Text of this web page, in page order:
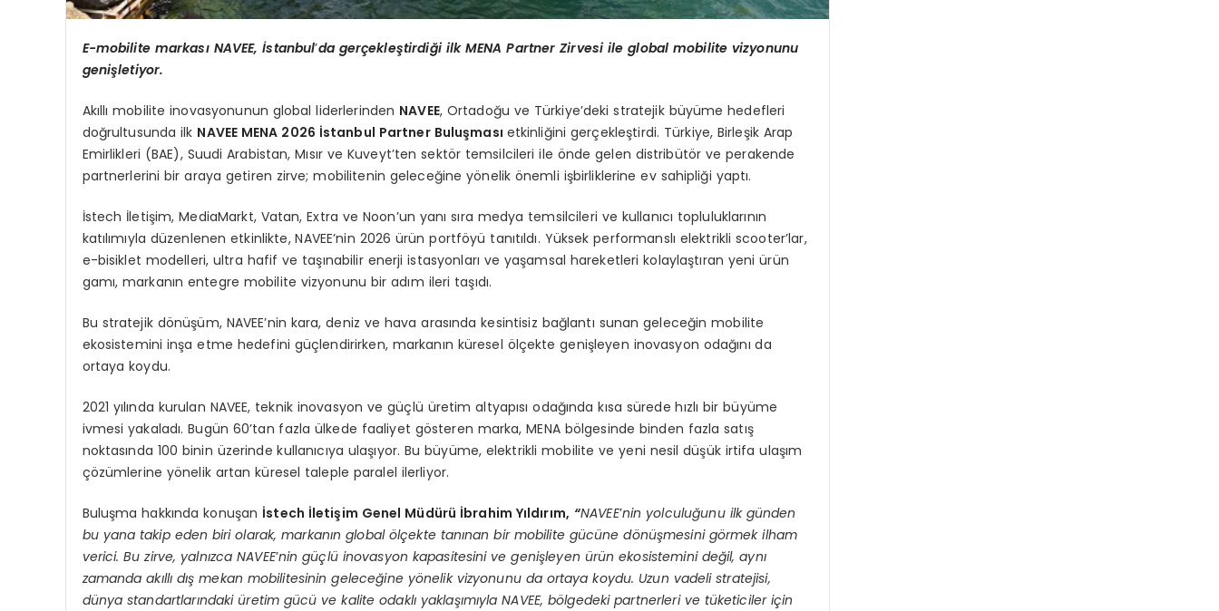
E-mobilite markası NAVEE,İstanbul’da gerçekleştirdiği ilk MENA Partner Zirvesi ile global mobilite vizyonunu
genişletiyor.
Akıllı mobilite inovasyonunun global liderlerinden NAVEE, Ortadoğu ve Türkiye’deki stratejik büyüme hedefleri
doğrultusunda ilk NAVEE MENA 2026 İstanbul Partner Buluşması etkinliğini gerçekleştirdi. Türkiye, Birleşik Arap
Emirlikleri (BAE), Suudi Arabistan, Mısır ve Kuveyt’ten sektör temsilcileri ile önde gelen distribütör ve perakende
partnerlerini bir araya getiren zirve; mobilitenin geleceğine yönelik önemli işbirliklerine ev sahipliği yaptı.
İstech İletişim, MediaMarkt, Vatan, Extra ve Noon’un yanı sıra medya temsilcileri ve kullanıcı topluluklarının
katılımıyla düzenlenen etkinlikte, NAVEE’nin 2026 ürün portföyü tanıtıldı. Yüksek performanslı elektrikli scooter’lar,
e-bisiklet modelleri, ultra hafif ve taşınabilir enerji istasyonları ve yaşamsal hareketleri kolaylaştıran yeni ürün
gamı, markanın entegre mobilite vizyonunu bir adım ileri taşıdı.
Bu stratejik dönüşüm, NAVEE’nin kara, deniz ve hava arasında kesintisiz bağlantı sunan geleceğin mobilite
ekosistemini inşa etme hedefini güçlendirirken, markanın küresel ölçekte genişleyen inovasyon odağını da
ortaya koydu.
2021 yılında kurulan NAVEE, teknik inovasyon ve güçlü üretim altyapısı odağında kısa sürede hızlı bir büyüme
ivmesi yakaladı. Bugün 60’tan fazla ülkede faaliyet gösteren marka, MENA bölgesinde binden fazla satış
noktasında 100 binin üzerinde kullanıcıya ulaşıyor. Bu büyüme, elektrikli mobilite ve yeni nesil düşük irtifa ulaşım
çözümlerine yönelik artan küresel taleple paralel ilerliyor.
Buluşma hakkında konuşan İstech İletişim Genel Müdürü İbrahim Yıldırım, “NAVEE’nin yolculuğunu ilk günden
bu yana takip eden biri olarak, markanın global ölçekte tanınan bir mobilite gücüne dönüşmesini görmek ilham
verici. Bu zirve, yalnızca NAVEE’nin güçlü inovasyon kapasitesini ve genişleyen ürün ekosistemini değil, aynı
zamanda akıllı dış mekan mobilitesinin geleceğine yönelik vizyonunu da ortaya koydu. Uzun vadeli stratejisi,
dünya standartlarındaki üretim gücü ve kalite odaklı yaklaşımıyla NAVEE, bölgedeki partnerleri ve tüketiciler için